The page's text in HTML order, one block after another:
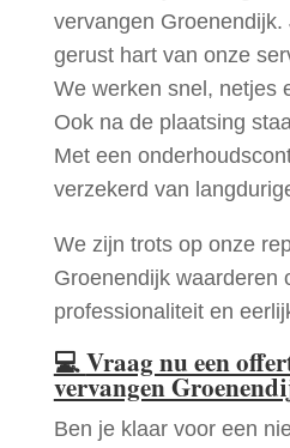
vervangen Groenendijk.
gerust hart van onze
We werken snel, netjes
Ook na de plaatsing
Met een
verzekerd van
We zijn trots op onze
Groenendijk waarderen
professionaliteit en
💻Vraag nu een
vervangen
Ben je klaar voor een